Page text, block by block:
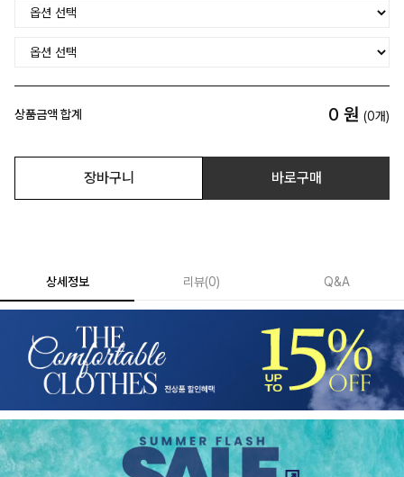
상품금액 합계 0 원 (0개)
장바구니 바로구매
상세정보 리뷰(0) Q&A